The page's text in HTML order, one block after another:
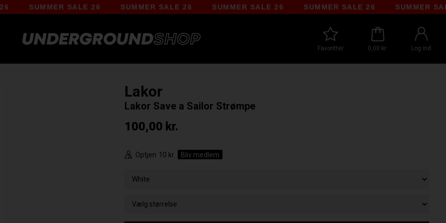
SUMMER SALE 26 SUMMER SALE 26 SUMMER SALE 26 SUMMER SALE 26 SUMMER SALE
Favoritter 0,00 kr. Log ind
Lakor
Lakor Save a Sailor Strømpe
100,00 kr.
Optjen 10 kr. Bliv medlem